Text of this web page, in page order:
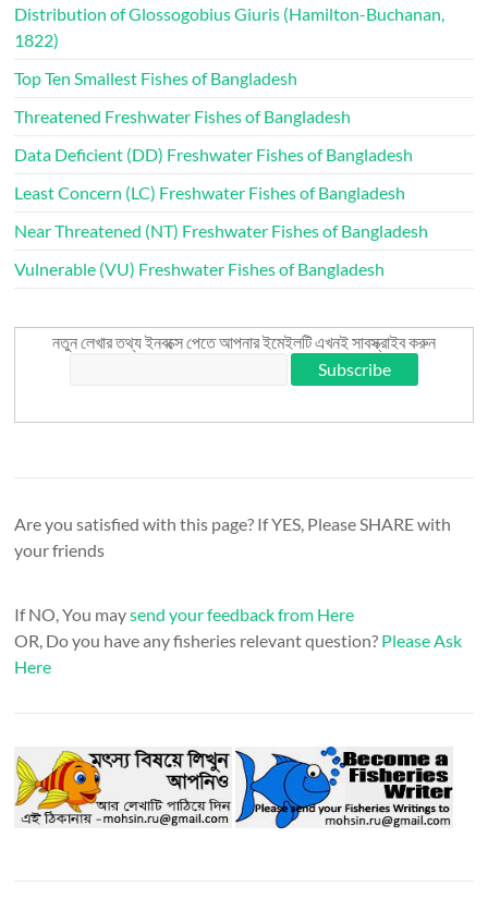
Distribution of Glossogobius Giuris (Hamilton-Buchanan,
1822)
Top Ten Smallest Fishes of Bangladesh
Threatened Freshwater Fishes of Bangladesh
Data Deficient (DD) Freshwater Fishes of Bangladesh
Least Concern (LC) Freshwater Fishes of Bangladesh
Near Threatened (NT) Freshwater Fishes of Bangladesh
Vulnerable (VU) Freshwater Fishes of Bangladesh
নতুন লেখার তথ্য ইনবক্সে পেতে আপনার ইমেইলটি এখনই সাবস্ক্রাইব করুন
Are you satisfied with this page? If YES, Please SHARE with
your friends
If NO, You maysend your feedback from Here
OR, Do you have any fisheries relevant question? Please Ask
Here